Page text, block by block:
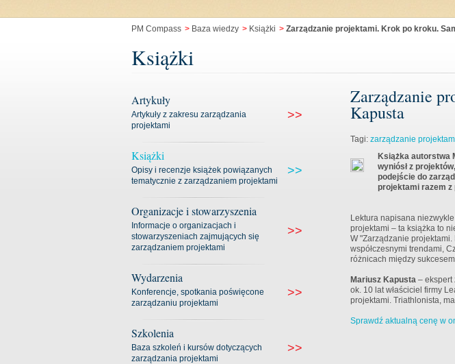
PM Compass > Baza wiedzy > Książki > Zarządzanie projektami. Krok po kroku.
Książki
Artykuły
Artykuły z zakresu zarządzania
projektami
>>
Książki
Opisy i recenzje książek powiązanych
tematycznie z zarządzaniem projektami
>>
Organizacje i stowarzyszenia
Informacje o organizacjach i
stowarzyszeniach zajmujących się
zarządzaniem projektami
>>
Wydarzenia
Konferencje, spotkania poświęcone
zarządzaniu projektami
>>
Szkolenia
Baza szkoleń i kursów dotyczących
zarządzania projektami
>>
Zarządzanie
Kapusta
Tagi: zarządzanie
Książka autorstwa
wyniósł z
podejście do
projektami razem z
Lektura napisana
projektami – ta książka to
W "Zarządzanie
współczesnymi trendami,
różnicach między
Mariusz Kapusta – ekspert
ok. 10 lat właściciel firmy
projektami. Triathlonista,
Sprawdź aktualną cenę w